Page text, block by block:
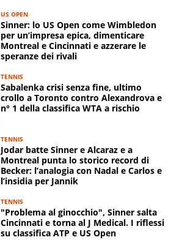
US OPEN
Sinner: lo US Open come Wimbledon
per un’impresa epica, dimenticare
Montreal e Cincinnati e azzerare le
speranze dei rivali
TENNIS
Sabalenka crisi senza fine, ultimo
crollo a Toronto contro Alexandrova e
n° 1 della classifica WTA a rischio
TENNIS
Jodar batte Sinner e Alcaraz e a
Montreal punta lo storico record di
Becker: l’analogia con Nadal e Carlos e
l’insidia per Jannik
TENNIS
"Problema al ginocchio", Sinner salta
Cincinnati e torna al J Medical. I riflessi
su classifica ATP e US Open